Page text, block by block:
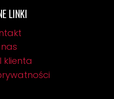
LINKI
klienta